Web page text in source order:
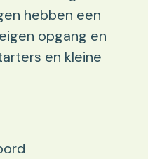
hebben een
opgang en
en kleine